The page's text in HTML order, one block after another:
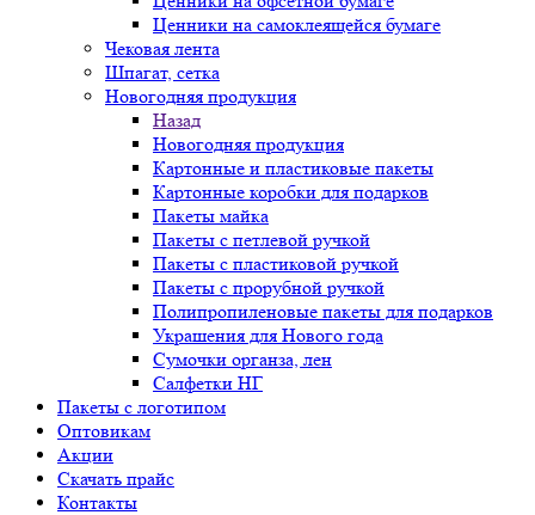
Ценники на самоклеящейся бумаге
Чековая лента
Шпагат, сетка
Новогодняя продукция
Назад
Новогодняя продукция
Картонные и пластиковые пакеты
Картонные коробки для подарков
Пакеты майка
Пакеты с петлевой ручкой
Пакеты с пластиковой ручкой
Пакеты с прорубной ручкой
Полипропиленовые пакеты для подарков
Украшения для Нового года
Сумочки органза, лен
Салфетки НГ
Пакеты с логотипом
Оптовикам
Акции
Скачать прайс
Контакты